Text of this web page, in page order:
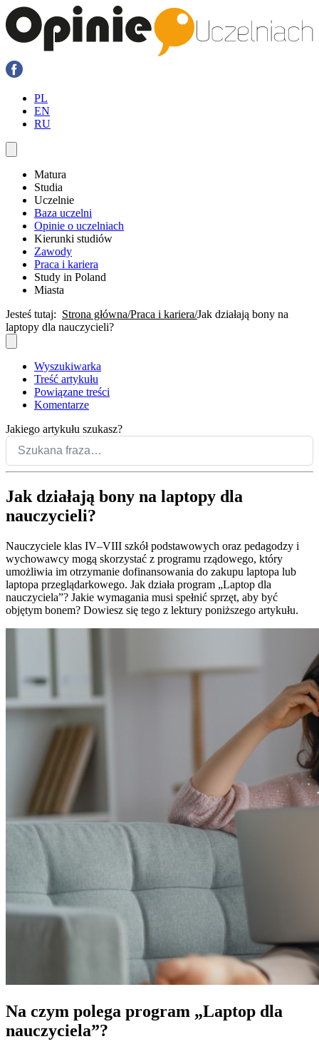
PL
EN
RU
Matura
Studia
Uczelnie
Baza uczelni
Opinie o uczelniach
Kierunki studiów
Zawody
Praca i kariera
Study in Poland
Miasta
Jesteś tutaj: Strona główna Praca i kariera Jak działają bony na
laptopy dla nauczycieli?
Wyszukiwarka
Treść artykułu
Powiązane treści
Komentarze
Jakiego artykułu szukasz?
Jak działają bony na laptopy dla
nauczycieli?
Nauczyciele klas IV–VIII szkół podstawowych oraz pedagodzy i
wychowawcy mogą skorzystać z programu rządowego, który
umożliwia im otrzymanie dofinansowania do zakupu laptopa lub
laptopa przeglądarkowego. Jak działa program „Laptop dla
nauczyciela”? Jakie wymagania musi spełnić sprzęt, aby być
objętym bonem? Dowiesz się tego z lektury poniższego artykułu.
Na czym polega program „Laptop dla
nauczyciela”?